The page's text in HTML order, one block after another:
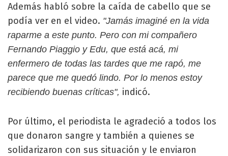
Además habló sobre la caída de cabello que se
podía ver en el video. "Jamás imaginé en la vida
raparme a este punto. Pero con mi compañero
Fernando Piaggio y Edu, que está acá, mi
enfermero de todas las tardes que me rapó, me
parece que me quedó lindo. Por lo menos estoy
recibiendo buenas críticas", indicó.
Por último, el periodista le agradeció a todos los
que donaron sangre y también a quienes se
solidarizaron con sus situación y le enviaron